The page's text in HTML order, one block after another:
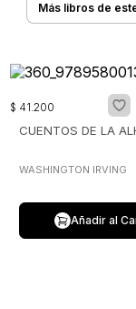
Más libros de
$ 41.200
CUENTOS DE LA
WASHINGTON IRVING
Añadir al